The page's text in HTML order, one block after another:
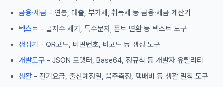
금융·세금 - 연봉, 대출, 부가세, 취득세 등 금융·세금 계산기
텍스트 - 글자수 세기, 특수문자, 폰트 변환 등 텍스트 도구
생성기 - QR코드, 비밀번호, 바코드 등 생성 도구
개발도구 - JSON 포맷터, Base64, 정규식 등 개발자 유틸리티
생활 - 전기요금, 출산예정일, 음주측정, 택배비 등 생활 밀착 도구